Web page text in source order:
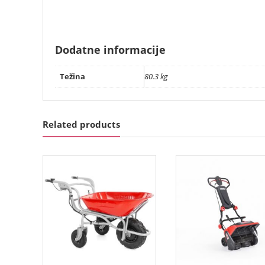
Dodatne informacije
Težina 80.3 kg
Related products